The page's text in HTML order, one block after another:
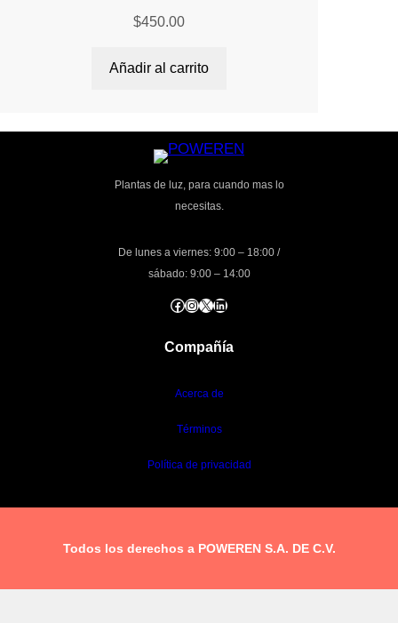
$450.00
Añadir al carrito
Plantas de luz, para cuando mas lo
necesitas.
De lunes a viernes: 9:00 – 18:00 /
sábado: 9:00 – 14:00
Facebook InstagramX LinkedIn
Compañía
Acerca de
Términos
Política de privacidad
Todos los derechos a POWEREN S.A. DE C.V.